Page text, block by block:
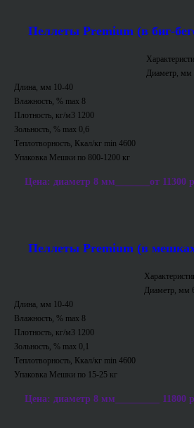
Пеллеты Premium (в биг-
Диаметр, мм
Длина, мм 10-40
Влажность, % max 8
Плотность, кг/м3 1200
Зольность, % max 0,6
Теплотворность, Ккал/кг min 4600
Упаковка Мешки по 800-1200 кг
Цена: диаметр 8 мм_______от 11300
Пеллеты Premium (в
Диаметр, мм
Длина, мм 10-40
Влажность, % max 8
Плотность, кг/м3 1200
Зольность, % max 0,1
Теплотворность, Ккал/кг min 4600
Упаковка Мешки по 15-25 кг
Цена: диаметр 8 мм_________ 11800